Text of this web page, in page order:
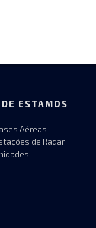
ESTAMOS
Aéreas
de Radar